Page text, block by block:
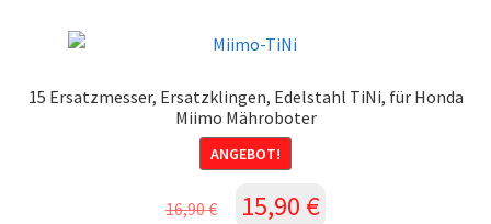
15 Ersatzmesser, Ersatzklingen, Edelstahl TiNi, für Honda
Miimo Mähroboter
ANGEBOT!
16,90€ Ursprünglicher
15,90 €